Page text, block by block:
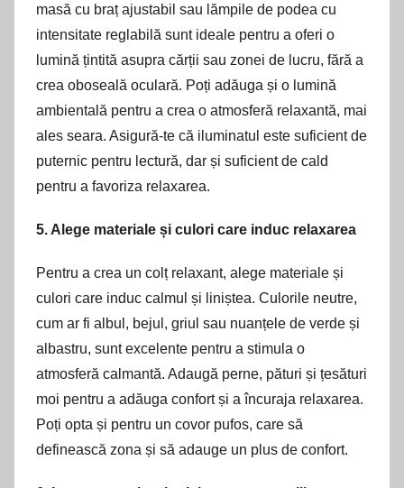
masă cu braț ajustabil sau lămpile de podea cu
intensitate reglabilă sunt ideale pentru a oferi o
lumină țintită asupra cărții sau zonei de lucru, fără a
crea oboseală oculară. Poți adăuga și o lumină
ambientală pentru a crea o atmosferă relaxantă, mai
ales seara. Asigură-te că iluminatul este suficient de
puternic pentru lectură, dar și suficient de cald
pentru a favoriza relaxarea.
5. Alege materiale și culori care induc relaxarea
Pentru a crea un colț relaxant, alege materiale și
culori care induc calmul și liniștea. Culorile neutre,
cum ar fi albul, bejul, griul sau nuanțele de verde și
albastru, sunt excelente pentru a stimula o
atmosferă calmantă. Adaugă perne, pături și țesături
moi pentru a adăuga confort și a încuraja relaxarea.
Poți opta și pentru un covor pufos, care să
definească zona și să adauge un plus de confort.